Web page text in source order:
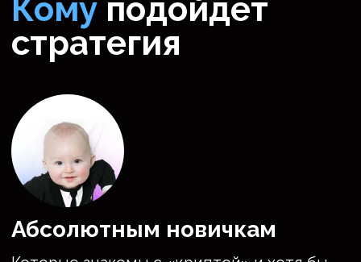
СТРАТЕГИИ • АВТОР СТРАТЕГИИ • АВТОР